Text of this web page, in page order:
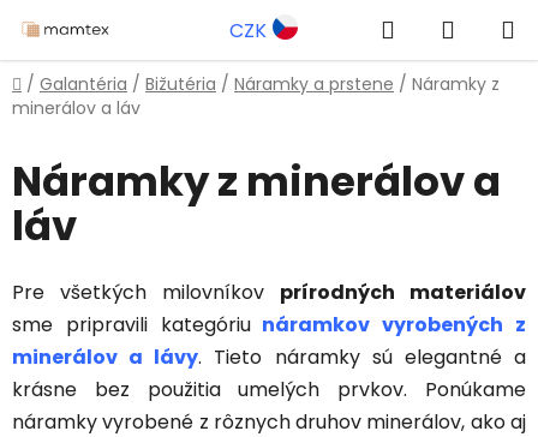
na
obsah
CZK Hľadať
KOŠÍK
Domov
/ Galantéria / Bižutéria / Náramky a prstene / Náramky z
minerálov a láv
Náramky z minerálov a
láv
Pre všetkých milovníkov prírodných materiálov
sme pripravili kategóriunáramkov vyrobených z
minerálov a lávy. Tieto náramky sú elegantné a
krásne bez použitia umelých prvkov. Ponúkame
náramky vyrobené z rôznych druhov minerálov, ako aj